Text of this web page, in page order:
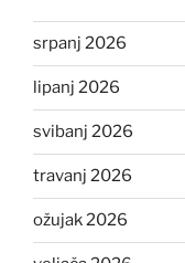
srpanj 2026
lipanj 2026
svibanj 2026
travanj 2026
ožujak 2026